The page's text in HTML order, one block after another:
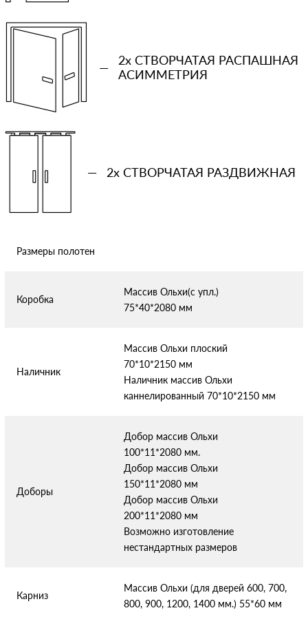
—
2x СТВОРЧАТАЯ РАСПАШНАЯ
АСИММЕТРИЯ
— 2x СТВОРЧАТАЯ РАЗДВИЖНАЯ
Размеры полотен
Коробка
Массив Ольхи(с упл.)
75*40*2080 мм
Наличник
Массив Ольхи плоский
70*10*2150 мм
Наличник массив Ольхи
каннелированный 70*10*2150 мм
Доборы
Добор массив Ольхи
100*11*2080 мм.
Добор массив Ольхи
150*11*2080 мм
Добор массив Ольхи
200*11*2080 мм
Возможно изготовление
нестандартных размеров
Карниз
Массив Ольхи (для дверей 600, 700,
800, 900, 1200, 1400 мм.) 55*60 мм
Ваша примерная смета на двери
Сообщение
конфиденциальности